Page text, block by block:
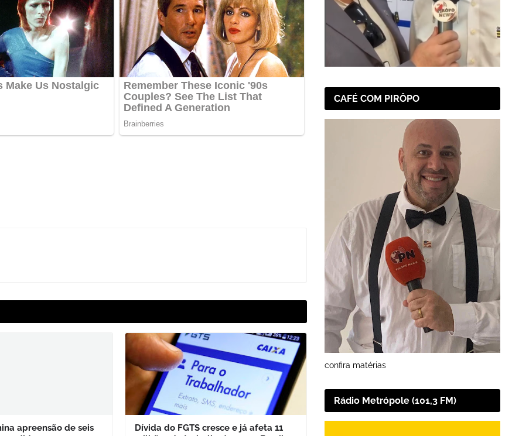
apreensão de seis
Dívida do FGTS cresce e já afeta 11
CAFÉ COM PIRÔPO
confira matérias
Rádio Metrópole (101,3 FM)